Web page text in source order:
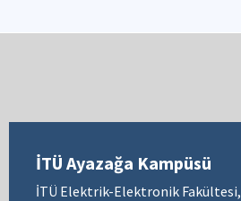
İTÜ Ayazağa Kampüsü
İTÜ Elektrik-Elektronik Fakültesi,